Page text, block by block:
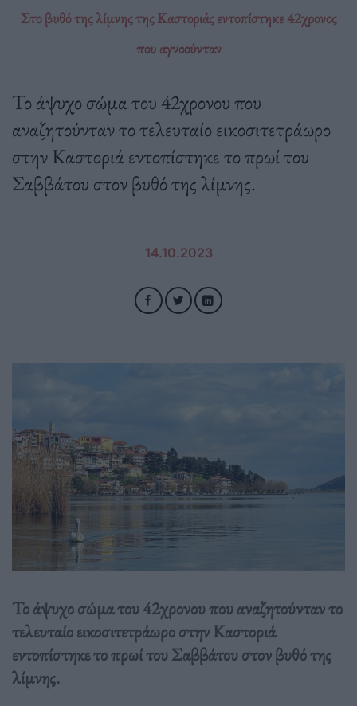
Στο βυθό της λίμνης της Καστοριάς εντοπίστηκε 42χρονος
που αγνοούνταν
Το άψυχο σώμα του 42χρονου που
αναζητούνταν το τελευταίο εικοσιτετράωρο
στην Καστοριά εντοπίστηκε το πρωί του
Σαββάτου στον βυθό της λίμνης.
14.10.2023
Το άψυχο σώμα του 42χρονου που αναζητούνταν το
τελευταίο εικοσιτετράωρο στην Καστοριά
εντοπίστηκε το πρωί του Σαββάτου στον βυθό της
λίμνης.